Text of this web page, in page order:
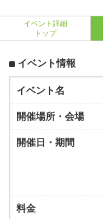
イベント詳細
トップ
イベント情報
イベント名
開催場所・会場
開催日・期間
料金